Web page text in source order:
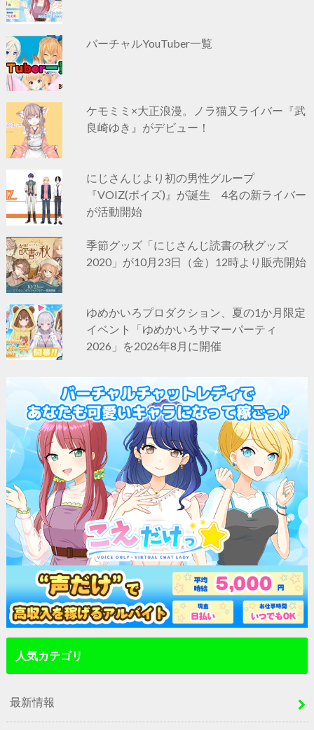
バーチャルYouTuber一覧
ケモミミ×大正浪漫。ノラ猫又ライバー『武
良崎ゆき』がデビュー！
にじさんじより初の男性グループ
『VOIZ(ボイズ)』が誕生 4名の新ライバー
が活動開始
季節グッズ「にじさんじ読書の秋グッズ
2020」が10月23日（金）12時より販売開始
ゆめかいろプロダクション、夏の1か月限定
イベント「ゆめかいろサマーパーティ
2026」を2026年8月に開催
人気カテゴリ
最新情報